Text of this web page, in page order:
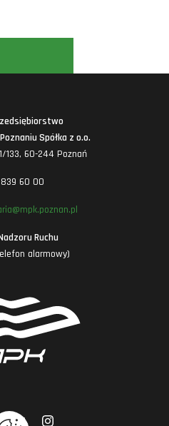
Spółka z o.o.
133, 60-244 Poznań
60 00
Ruchu
alarmowy)